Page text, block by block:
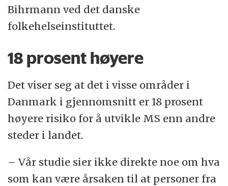
Bihrmann ved det danske
folkehelseinstituttet.
18 prosent høyere
Det viser seg at det i visse områder i
Danmark i gjennomsnitt er 18 prosent
høyere risiko for å utvikle MS enn andre
steder i landet.
– Vår studie sier ikke direkte noe om hva
som kan være årsaken til at personer fra